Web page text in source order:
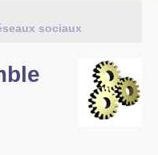
sociaux